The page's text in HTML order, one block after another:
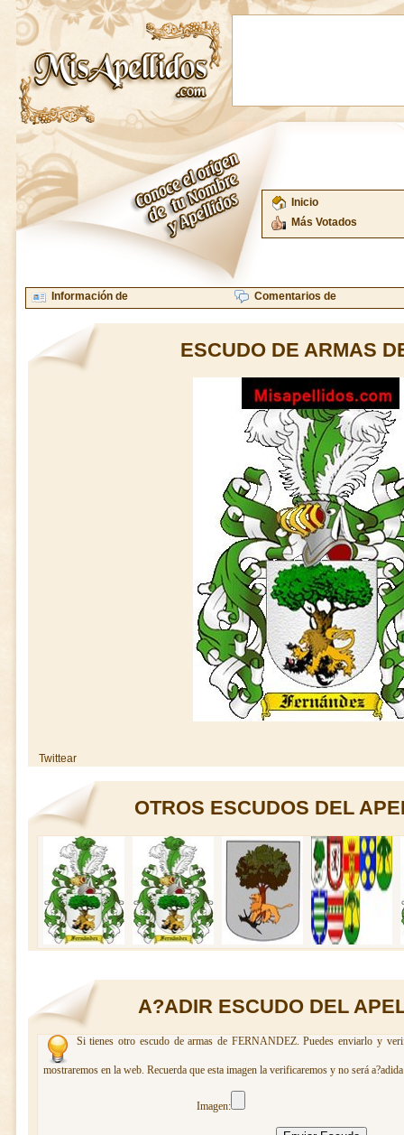
Inicio
Más Votados
Información de Comentarios de
ESCUDO DE ARMAS
Twittear
OTROS ESCUDOS DEL
A?ADIR ESCUDO DEL
Si tienes otro escudo de armas de FERNANDEZ. Puedes enviarlo y
mostraremos en la web. Recuerda que esta imagen la verificaremos y no será
Imagen: